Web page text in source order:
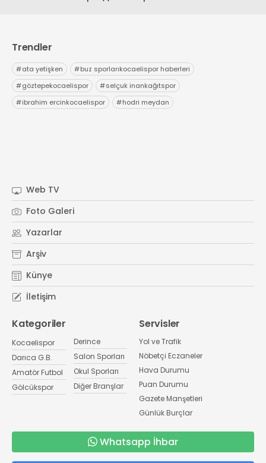
Trendler
#ata yetişken #buz sporlarıkocaelispor haberleri
#göztepekocaelispor #selçuk inankağıtspor
#ibrahim ercinkocaelispor #hodri meydan
Web TV
Foto Galeri
Yazarlar
Arşiv
Künye
İletişim
Kategoriler
Kocaelispor
Darıca G.B.
Amatör Futbol
Gölcükspor
Derince
Salon Sporları
Okul Sporları
Diğer Branşlar
Servisler
Yol ve Trafik
Nöbetçi Eczaneler
Hava Durumu
Puan Durumu
Gazete Manşetleri
Günlük Burçlar
Whatsapp İhbar